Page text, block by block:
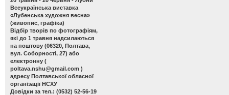
Всеукраїнська виставка
«Лубенська художня весна»
(живопис, графіка)
Відбір творів по фотографіям,
які до 1 травня надсилаються
на поштову (06320, Полтава,
вул. Соборності, 27) або
електронну (
poltava.nshu@gmail.com )
адресу Полтавської обласної
організації НСХУ
Довідки за тел.: (0532) 52-56-19